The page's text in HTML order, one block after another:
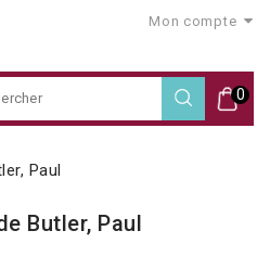
Mon compte
0
Paul
Butler, Paul